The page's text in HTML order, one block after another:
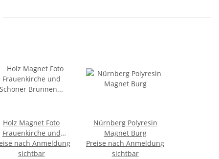
Holz Magnet Foto
Frauenkirche und
Schöner Brunnen
Madein EU
nach Anmeldung
sichtbar
Nürnberg Polyresin
Magnet Burg
Preise nach Anmeldung
sichtbar